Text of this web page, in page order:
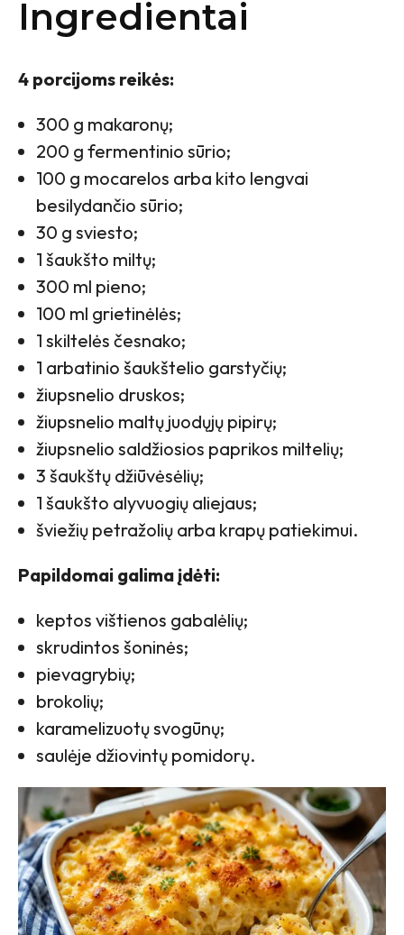
Ingredientai
4 porcijoms reikės:
300 g makaronų;
200 g fermentinio sūrio;
100 g mocarelos arba kito lengvai
besilydančio sūrio;
30 g sviesto;
1 šaukšto miltų;
300 ml pieno;
100 ml grietinėlės;
1 skiltelės česnako;
1 arbatinio šaukštelio garstyčių;
žiupsnelio druskos;
žiupsnelio maltų juodųjų pipirų;
žiupsnelio saldžiosios paprikos miltelių;
3 šaukštų džiūvėsėlių;
1 šaukšto alyvuogių aliejaus;
šviežių petražolių arba krapų patiekimui.
Papildomai galima įdėti:
keptos vištienos gabalėlių;
skrudintos šoninės;
pievagrybių;
brokolių;
karamelizuotų svogūnų;
saulėje džiovintų pomidorų.